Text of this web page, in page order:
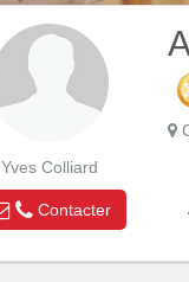
Yves Colliard
Contacter